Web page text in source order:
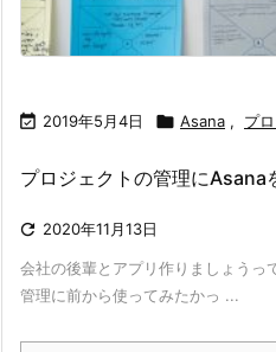
 2019年5月4日  Asana , プ
プロジェクトの管理にAsana
 2020年11月13日
会社の後輩とアプリ作りましょうっ
管理に前から使ってみたかっ ...